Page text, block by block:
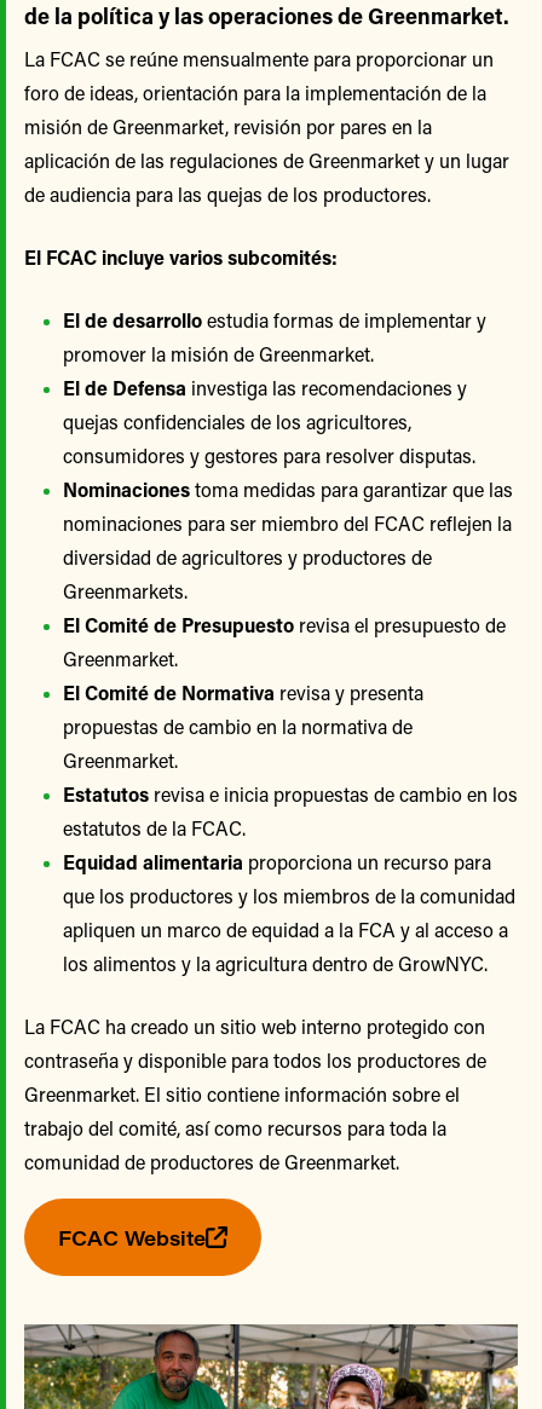
de la política y las operaciones de Greenmarket.
La FCAC se reúne mensualmente para proporcionar un
foro de ideas, orientación para la implementación de la
misión de Greenmarket, revisión por pares en la
aplicación de las regulaciones de Greenmarket y un lugar
de audiencia para las quejas de los productores.
El FCAC incluye varios subcomités:
El de desarrolloestudia formas de implementar y
promover la misión de Greenmarket.
El de Defensa investiga las recomendaciones y
quejas confidenciales de los agricultores,
consumidores y gestores para resolver disputas.
Nominacionestoma medidas para garantizar que las
nominaciones para ser miembro del FCAC reflejen la
diversidad de agricultores y productores de
Greenmarkets.
El Comité de Presupuesto revisa el presupuesto de
Greenmarket.
El Comité de Normativa revisa y presenta
propuestas de cambio en la normativa de
Greenmarket.
Estatutos revisa e inicia propuestas de cambio en los
estatutos de la FCAC.
Equidad alimentaria proporciona un recurso para
que los productores y los miembros de la comunidad
apliquen un marco de equidad a la FCA y al acceso a
los alimentos y la agricultura dentro de GrowNYC.
La FCAC ha creado un sitio web interno protegido con
contraseña y disponible para todos los productores de
Greenmarket. El sitio contiene información sobre el
trabajo del comité, así como recursos para toda la
comunidad de productores de Greenmarket.
FCAC Website